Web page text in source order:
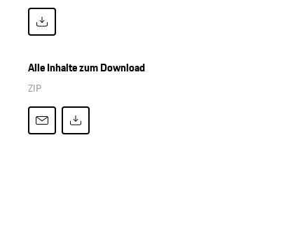
Alle Inhalte zum Download
ZIP